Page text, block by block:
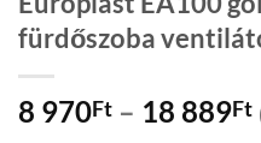
fürdőszoba
8 970Ft – 18 889Ft